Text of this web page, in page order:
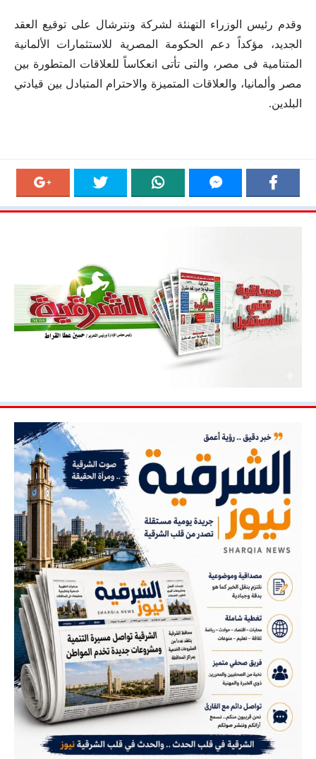
وقدم رئيس الوزراء التهنئة لشركة ونترشال على توقيع العقد
الجديد، مؤكداً دعم الحكومة المصرية للاستثمارات الألمانية
المتنامية فى مصر، والتى تأتى انعكاساً للعلاقات المتطورة بين
مصر وألمانيا، والعلاقات المتميزة والاحترام المتبادل بين قيادتي
البلدين.